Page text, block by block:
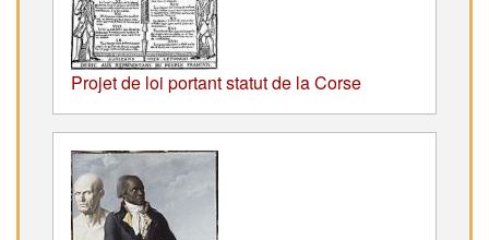
Projet de loi portant statut de la Corse